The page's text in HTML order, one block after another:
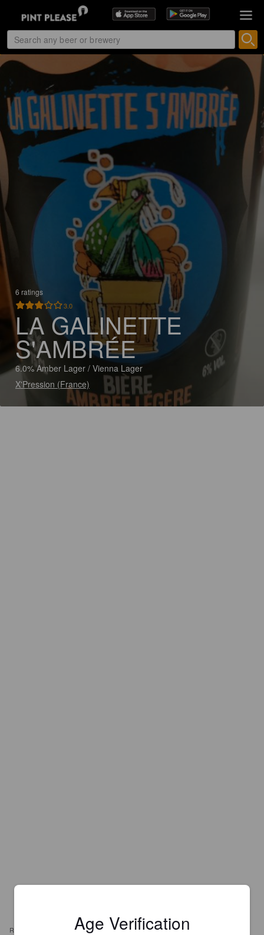
6 ratings
3.0
LA GALINETTE
S'AMBRÉE
6.0% Amber Lager / Vienna Lager
X'Pression (France)
REVIEWS Age Verification